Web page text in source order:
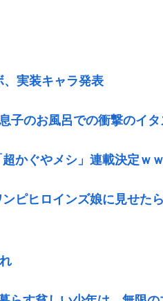
、実装キャラ発表
子のお風呂での衝撃のイ
かぐやメシ」連載決定ｗ
ピヒロインズ娘に見せた